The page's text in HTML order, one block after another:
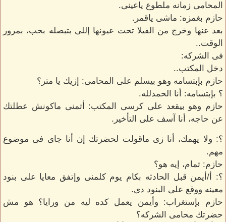
المحامى زمانه ملطوع ياعينى.
حازم بغمزه: ماشى ياقمر.
بعد عنها وخرج من الفيلا تحت عيونها إللى بتبصله بحب، بمرور
الوقت..
فى الشركه:
دخل المكتب..
حازم بإبتسامه وهو بيسلم على المحامى: إزيك يا متر؟
؟ بإبتسامه: أنا الحمدلله.
حازم وهو بيقعد على كرسى المكتب: أتمنى ماكونش عطلتك
عن حاجه، أنا آسف على التأخير.
؟: ولا يهمك، أنا زى ماقولت لحضرتك إن أنا جاى فى موضوع
مهم.
حازم: تمام، إيه هو؟
؟: أ/أيمن قبل الحادثه بكام يوم كلمنى وإتفق معايا على بنود
معينه ووقع على البنود دى.
حازم بإستغراب: وأيمن يعمل كده ليه من ورايا؟ هو مش
حضرتك محامى الشركه؟